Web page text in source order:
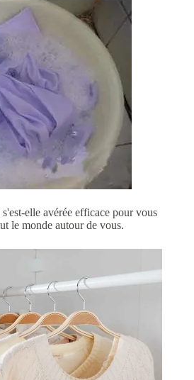
elle avérée efficace pour vous
le monde autour de vous.